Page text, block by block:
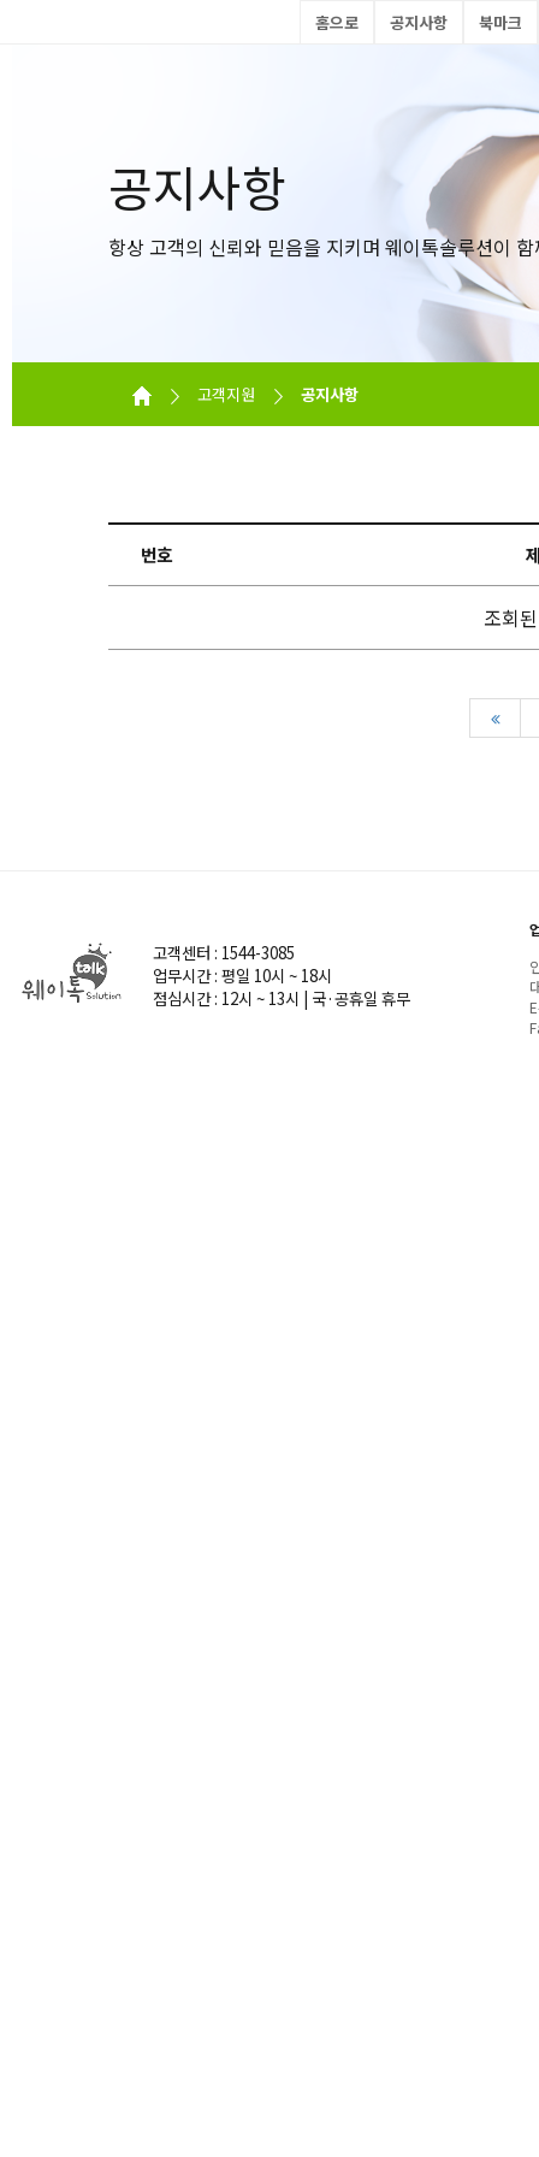
홈으로 공지사항 북마크
공지사항
항상 고객의 신뢰와 믿음을 지키며 웨이톡솔루션이
고객지원 공지사항
번호
조회
고객센터 : 1544-3085
업무시간 : 평일 10시 ~ 18시
점심시간 : 12시 ~ 13시 | 국·공휴일 휴무